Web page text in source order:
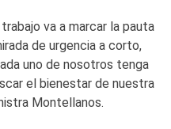
va a marcar la pauta
de urgencia a corto,
uno de nosotros tenga
el bienestar de nuestra
Montellanos.